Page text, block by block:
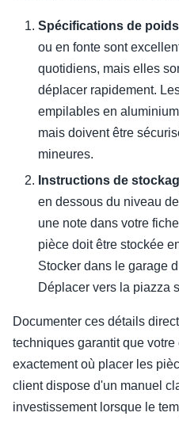
Spécifications de
ou en fonte sont
quotidiens, mais elles
déplacer rapidement.
empilables en
mais doivent être
mineures.
Instructions de
en dessous du niveau
une note dans votre
pièce doit être stockée
Stocker dans le garage
Déplacer vers la piazza
Documenter ces détails
techniques garantit que
exactement où placer les
client dispose d'un manuel
investissement lorsque le